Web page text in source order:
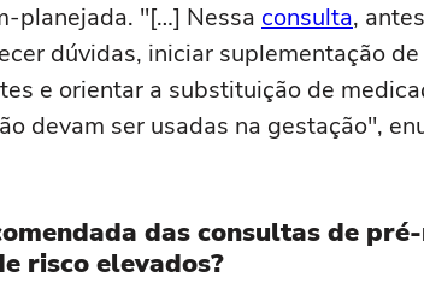
planejada. "[…] Nessa consulta,
dúvidas, iniciar suplementação
e orientar a substituição de
devam ser usadas na gestação",
das consultas de
risco elevados?